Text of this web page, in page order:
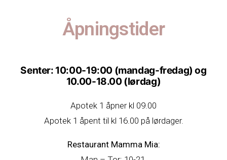
Åpningstider
Senter: 10:00-19:00 (mandag-fredag) og
10.00-18.00 (lørdag)
Apotek 1 åpner kl 09.00
Apotek 1 åpent til kl 16.00 på lørdager.
Restaurant Mamma Mia: